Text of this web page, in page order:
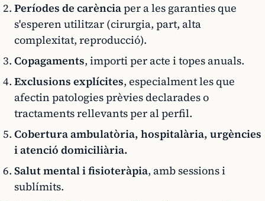
Períodes de carènciaper a les garanties que
s'esperen utilitzar (cirurgia, part, alta
complexitat, reproducció).
Copagaments, importi per acte i topes anuals.
Exclusions explícites, especialment les que
afectin patologies prèvies declarades o
tractaments rellevants per al perfil.
Cobertura ambulatòria, hospitalària, urgències
i atenció domiciliària.
Salut mental i fisioteràpia, amb sessions i
sublímits.